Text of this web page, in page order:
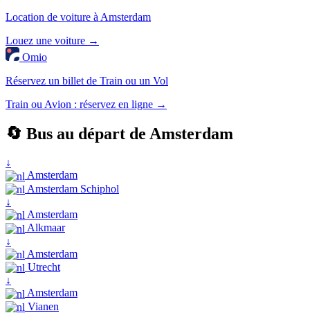
Location de voiture à Amsterdam
Louez une voiture →
Omio
Réservez un billet de Train ou un Vol
Train ou Avion : réservez en ligne →
🔄 Bus au départ de Amsterdam
↓
Amsterdam
Amsterdam Schiphol
↓
Amsterdam
Alkmaar
↓
Amsterdam
Utrecht
↓
Amsterdam
Vianen